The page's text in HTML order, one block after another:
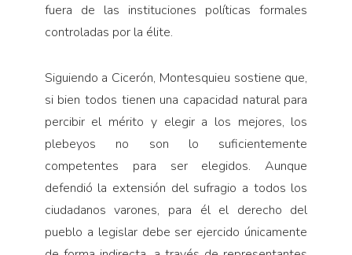
fuera de las ins­tituciones políticas formales
controladas por la élite.
Siguiendo a Ci­cerón, Montesquieu sostiene que,
si bien todos tienen una ca­pacidad natural para
percibir el mérito y elegir a los mejores, los
plebeyos no son lo suficientemente
competentes para ser elegidos. Aunque
defendió la exten­sión del sufragio a todos los
ciudadanos varones, para él el derecho del
pueblo a legislar debe ser ejercido únicamente